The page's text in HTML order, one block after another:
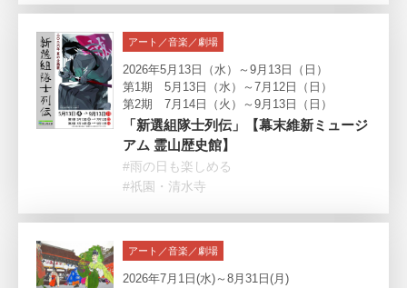
アート／音楽／劇場
2026年5月13日（水）～9月13日（日）
第1期 5月13日（水）～7月12日（日）
第2期 7月14日（火）～9月13日（日）
「新選組隊士列伝」【幕末維新ミュージ
アム 霊山歴史館】
#雨の日も楽しめる
#祇園・清水寺
アート／音楽／劇場
2026年7月1日(水)～8月31日(月)